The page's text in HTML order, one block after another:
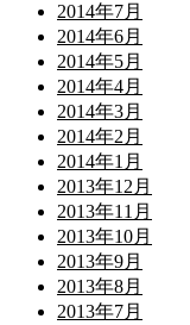
2014年7月
2014年6月
2014年5月
2014年4月
2014年3月
2014年2月
2014年1月
2013年12月
2013年11月
2013年10月
2013年9月
2013年8月
2013年7月